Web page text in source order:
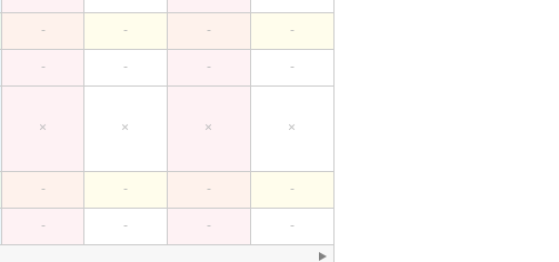
- - - -
- - - -
× × × ×
- - - -
- - - -